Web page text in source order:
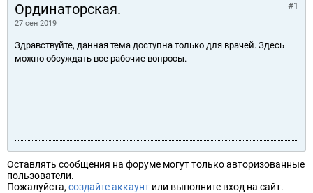
Ординаторская.
27 сен 2019
#1
Здравствуйте, данная тема доступна только для врачей. Здесь
можно обсуждать все рабочие вопросы.
Оставлять сообщения на форуме могут только авторизованные
пользователи.
Пожалуйста, создайте аккаунт или выполните вход на сайт.